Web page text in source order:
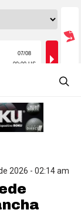
2026 - 02:14 am